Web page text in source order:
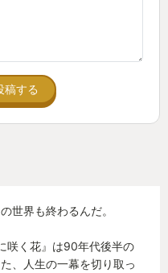
稿する
世界も終わるんだ。
咲く花』は90年代後半の
、人生の一幕を切り取っ